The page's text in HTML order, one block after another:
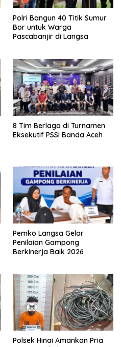
Polri Bangun 40 Titik Sumur
Bor untuk Warga
Pascabanjir di Langsa
8 Tim Berlaga di Turnamen
Eksekutif PSSI Banda Aceh
Pemko Langsa Gelar
Penilaian Gampong
Berkinerja Baik 2026
Polsek Hinai Amankan Pria